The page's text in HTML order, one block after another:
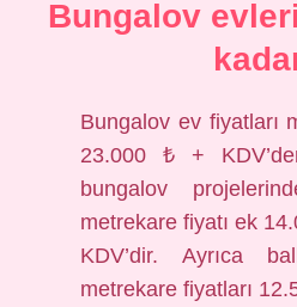
Bungalov
Bungalov ev fiyatları
23.000 ₺ +
bungalov
metrekare fiyatı ek
KDV’dir. Ayrıca
metrekare fiyatları